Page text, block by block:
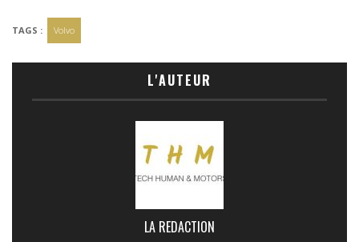
TAGS : Volvo
L'AUTEUR
LA REDACTION